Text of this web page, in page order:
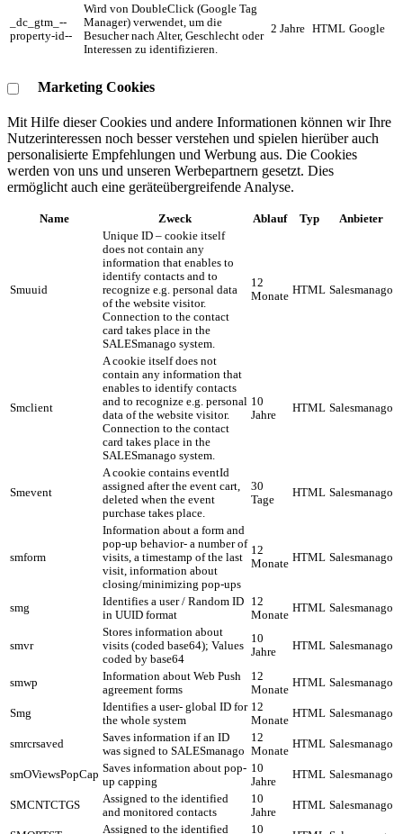
_dc_gtm_--
property-id--
Wird von DoubleClick (Google Tag
Manager) verwendet, um die
Besucher nach Alter, Geschlecht oder
Interessen zu identifizieren.
2 Jahre HTML Google
Marketing Cookies
Mit Hilfe dieser Cookies und andere Informationen können wir Ihre
Nutzerinteressen noch besser verstehen und spielen hierüber auch
personalisierte Empfehlungen und Werbung aus. ​Die Cookies
werden von uns und unseren Werbepartnern gesetzt. Dies
ermöglicht auch eine geräteübergreifende Analyse.
Name Zweck Ablauf Typ Anbieter
Smuuid
Unique ID – cookie itself
does not contain any
information that enables to
identify contacts and to
recognize e.g. personal data
of the website visitor.
Connection to the contact
card takes place in the
SALESmanago system.
12
Monate HTML Salesmanago
Smclient
A cookie itself does not
contain any information that
enables to identify contacts
and to recognize e.g. personal
data of the website visitor.
Connection to the contact
card takes place in the
SALESmanago system.
10
Jahre
HTML Salesmanago
Smevent
A cookie contains eventId
assigned after the event cart,
deleted when the event
purchase takes place.
30
Tage
HTML Salesmanago
smform
Information about a form and
pop-up behavior- a number of
visits, a timestamp of the last
visit, information about
closing/minimizing pop-ups
12
Monate HTML Salesmanago
smg
Identifies a user / Random ID
in UUID format
12
Monate
HTML Salesmanago
smvr
Stores information about
visits (coded base64); Values
coded by base64
10
Jahre
HTML Salesmanago
smwp
Information about Web Push
agreement forms
12
Monate
HTML Salesmanago
Smg
Identifies a user- global ID for
the whole system
12
Monate
HTML Salesmanago
smrcrsaved
Saves information if an ID
was signed to SALESmanago
12
Monate
HTML Salesmanago
smOViewsPopCap Saves information about pop-
up capping
10
Jahre
HTML Salesmanago
SMCNTCTGS
Assigned to the identified
and monitored contacts
10
Jahre
HTML Salesmanago
Assigned to the identified 10